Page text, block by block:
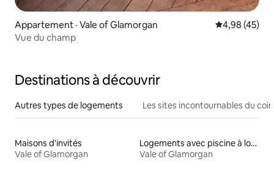
Appartement · Vale of Glamorgan Note
4,98 (45)
Vue du champ
Destinations à découvrir
Autres types de logements Les sites incontournables du coin
Maisons d'invités
Vale of Glamorgan
Logements avec piscine à louer
Vale of Glamorgan